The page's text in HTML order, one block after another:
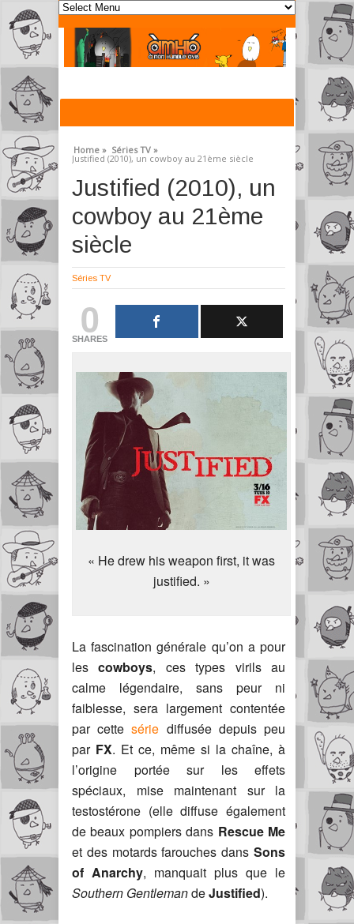
Home » Séries TV »
Justified (2010), un cowboy au 21ème siècle
Justified (2010), un
cowboy au 21ème
siècle
Séries TV
0
SHARES
« He drew his weapon first, it was
justified. »
La fascination générale qu’on a pour
lescowboys, ces types virils au
calme légendaire, sans peur ni
faiblesse, sera largement contentée
par cettesérie diffusée depuis peu
par FX. Et ce, même si la chaîne, à
l’origine portée sur les effets
spéciaux, mise maintenant sur la
testostérone (elle diffuse également
de beaux pompiers dans Rescue Me
et des motards farouches dans Sons
of Anarchy, manquait plus que le
Southern GentlemandeJustified).